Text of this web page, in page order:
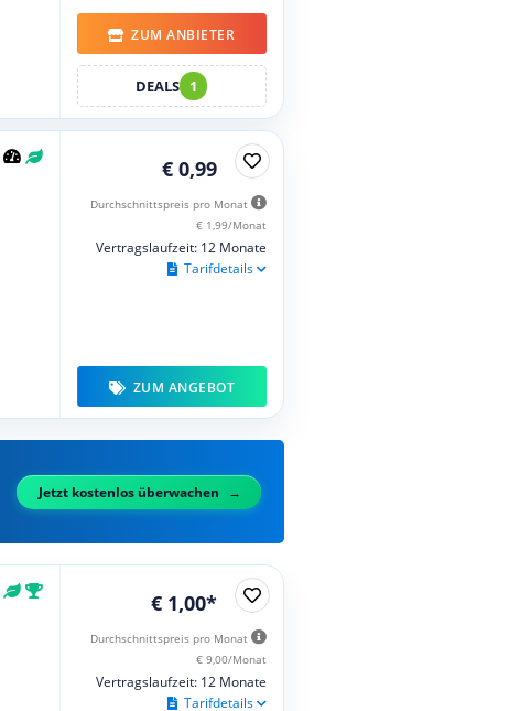
ZUM ANBIETER
DEALS 1
€ 0,99
Durchschnittspreis pro Monat
€ 1,99/Monat
Vertragslaufzeit: 12 Monate
Tarifdetails
ZUM ANGEBOT
Jetzt kostenlos überwachen
€ 1,00*
Durchschnittspreis pro Monat
€ 9,00/Monat
Vertragslaufzeit: 12 Monate
Tarifdetails